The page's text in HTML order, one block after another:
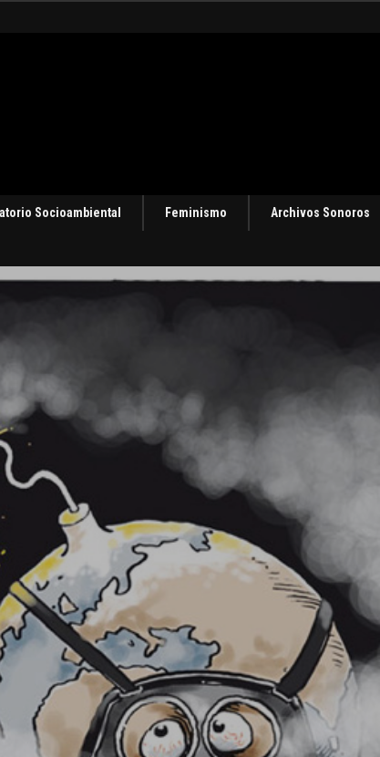
resistencia
Socioambiental Feminismo Archivos Sonoros